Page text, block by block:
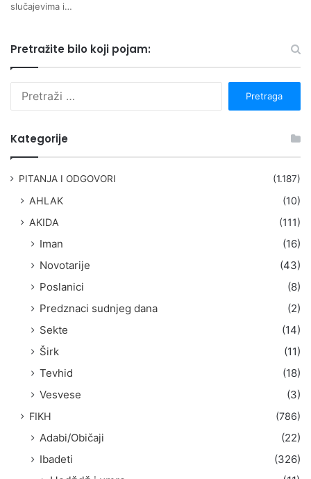
slučajevima i…
Pretražite bilo koji pojam:
Kategorije
PITANJA I ODGOVORI (1.187)
AHLAK
(10)
AKIDA
(111)
Iman
(16)
Novotarije
(43)
Poslanici
(8)
Predznaci sudnjeg dana
(2)
Sekte
(14)
Širk
(11)
Tevhid
(18)
Vesvese
(3)
FIKH (786)
Adabi/Običaji
(22)
Ibadeti
(326)